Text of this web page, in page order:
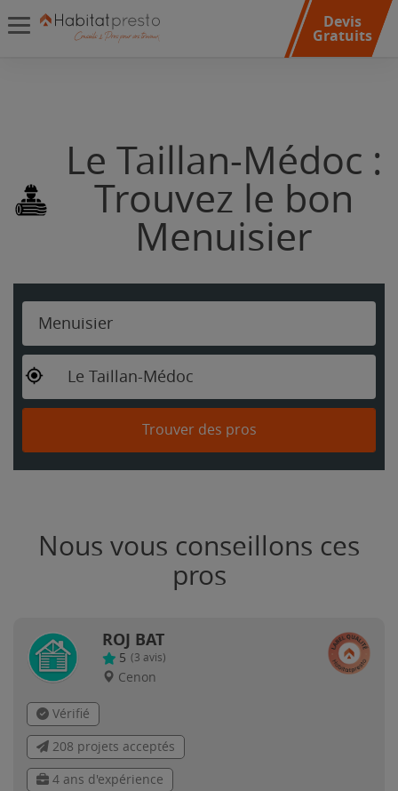
Devis
Gratuits
Le Taillan-Médoc :
Trouvez le bon
Menuisier
Menuisier
Le Taillan-Médoc
Trouver des pros
Nous vous conseillons ces
pros
ROJ BAT
5 (3 avis)
Cenon
Vérifié
208 projets acceptés
4 ans d'expérience